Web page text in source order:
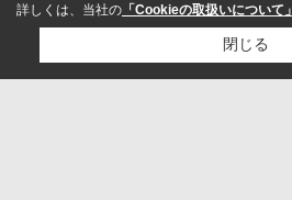
詳しくは、当社の 「Cookieの取扱いについて」
閉じる